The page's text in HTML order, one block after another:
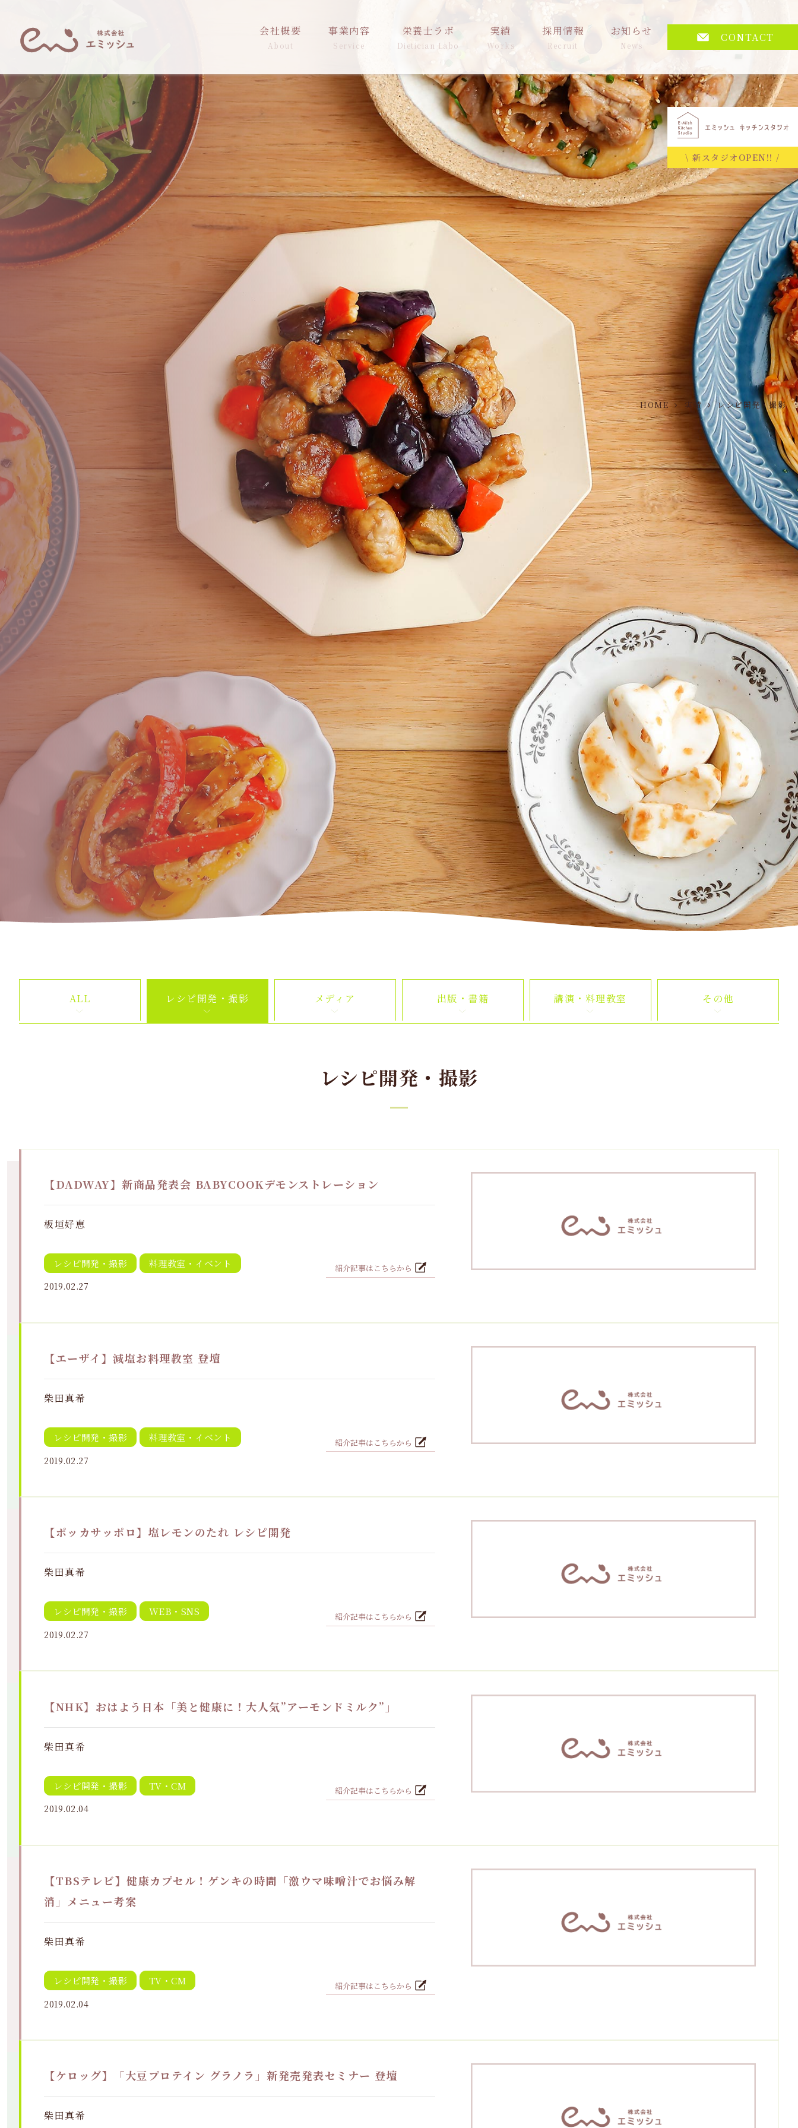
会社概要
About
事業内容
Service
栄養士ラボ
Dietician Labo
実績
Works
採用情報
Recruit
お知らせ
News
CONTACT
\ 新スタジオOPEN!! /
HOME 実績 レシピ開発・撮影
ALL レシピ開発・撮影 メディア 出版・書籍 講演・料理教室 その他
レシピ開発・撮影
【DADWAY】新商品発表会 BABYCOOKデモンストレーション
板垣好恵
レシピ開発・撮影 料理教室・イベント
2019.02.27
紹介記事はこちらから
【エーザイ】減塩お料理教室 登壇
柴田真希
レシピ開発・撮影 料理教室・イベント
2019.02.27
紹介記事はこちらから
【ポッカサッポロ】塩レモンのたれ レシピ開発
柴田真希
レシピ開発・撮影 WEB・SNS
2019.02.27
紹介記事はこちらから
【NHK】おはよう日本「美と健康に！大人気”アーモンドミルク”」
柴田真希
レシピ開発・撮影 TV・CM
2019.02.04
紹介記事はこちらから
【TBSテレビ】健康カプセル！ゲンキの時間「激ウマ味噌汁でお悩み解
消」メニュー考案
柴田真希
レシピ開発・撮影 TV・CM
2019.02.04
紹介記事はこちらから
【ケロッグ】「大豆プロテイン グラノラ」新発売発表セミナー 登壇
柴田真希